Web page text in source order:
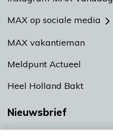
MAX op sociale media
MAX vakantieman
Meldpunt Actueel
Heel Holland Bakt
Nieuwsbrief